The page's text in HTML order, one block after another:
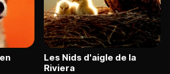
Les Nids d'aigle de la
Riviera